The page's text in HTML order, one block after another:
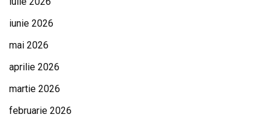
iunie 2026
mai 2026
aprilie 2026
martie 2026
februarie 2026